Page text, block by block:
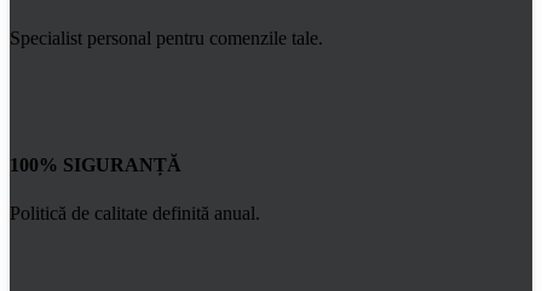
Specialist personal pentru comenzile tale.
100% SIGURANȚĂ
Politică de calitate definită anual.